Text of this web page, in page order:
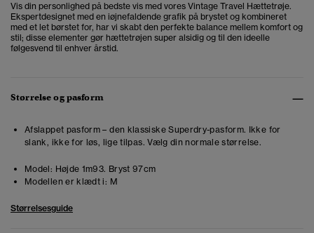
Vis din personlighed på bedste vis med vores Vintage Travel Hættetrøje.
Ekspertdesignet med en iøjnefaldende grafik på brystet og kombineret
med et let børstet for, har vi skabt den perfekte balance mellem komfort og
stil; disse elementer gør hættetrøjen super alsidig og til den ideelle
følgesvend til enhver årstid.
Størrelse og pasform
Afslappet pasform – den klassiske Superdry-pasform. Ikke for
slank, ikke for løs, lige tilpas. Vælg din normale størrelse.
Model: Højde 1m93. Bryst 97cm
Modellen er klædt i: M
Størrelsesguide